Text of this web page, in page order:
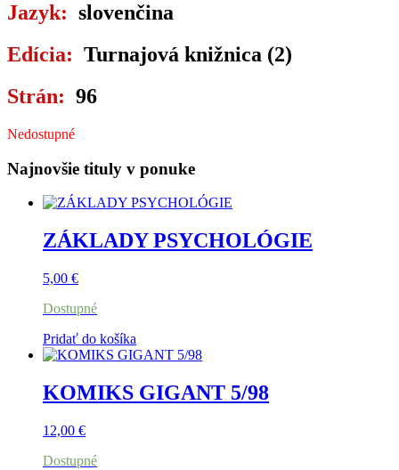
Jazyk: slovenčina
Edícia: Turnajová knižnica (2)
Strán: 96
Nedostupné
Najnovšie tituly v ponuke
ZÁKLADY PSYCHOLÓGIE
5,00 €
Dostupné
Pridať do košíka
KOMIKS GIGANT 5/98
12,00 €
Dostupné